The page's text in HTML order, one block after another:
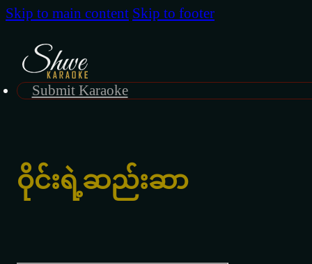
Skip to main content Skip to footer
Submit Karaoke
ဝိုင်းရဲ့ဆည်းဆာ